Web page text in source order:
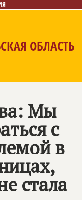
ОБЛАСТЬ
Мы
с
в
стала